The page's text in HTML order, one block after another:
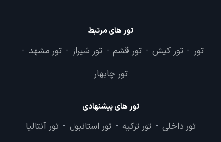
تور های مرتبط
تور - تور کیش - تور قشم - تور شیراز - تور مشهد -
تور چابهار
تور های پیشنهادی
تور داخلی - تور ترکیه - تور استانبول - تور آنتالیا